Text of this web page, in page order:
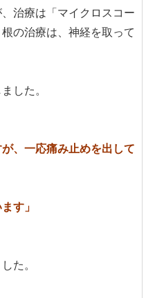
治療は「マイクロスコー
の治療は、神経を取って
した。
、一応痛み止めを出して
す」
た。